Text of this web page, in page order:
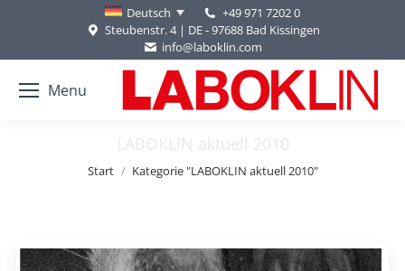
Deutsch
+49 971 7202 0
Steubenstr. 4 | DE - 97688 Bad Kissingen
info@laboklin.com
Menu
LABOKLIN aktuell 2010
Sie befinden sich hier:
Start Kategorie "LABOKLIN aktuell 2010"